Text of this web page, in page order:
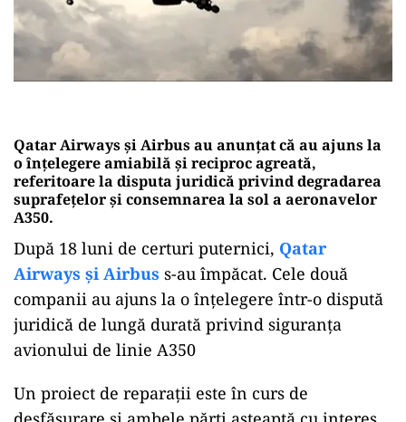
Qatar Airways și Airbus au anunțat că au ajuns la
o înțelegere amiabilă și reciproc agreată,
referitoare la disputa juridică privind degradarea
suprafețelor și consemnarea la sol a aeronavelor
A350.
După 18 luni de certuri puternici, Qatar
Airways și Airbus s-au împăcat. Cele două
companii au ajuns la o înțelegere într-o dispută
juridică de lungă durată privind siguranța
avionului de linie A350